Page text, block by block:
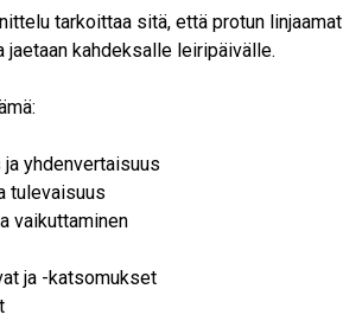
tarkoittaa sitä, että protun linjaamat
jaetaan kahdeksalle leiripäivälle.
yhdenvertaisuus
tulevaisuus
vaikuttaminen
ja -katsomukset